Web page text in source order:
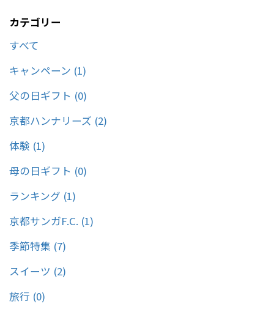
とした苦み、モルトのコクとのバランスが良いのが特徴。
カテゴリー
すべて
キャンペーン (1)
父の日ギフト (0)
京都ハンナリーズ (2)
体験 (1)
母の日ギフト (0)
ランキング (1)
京都サンガF.C. (1)
季節特集 (7)
スイーツ (2)
旅行 (0)